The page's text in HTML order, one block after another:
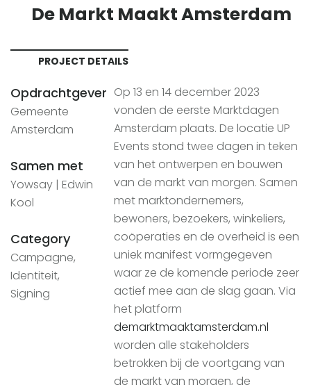
De Markt Maakt Amsterdam
PROJECT DETAILS
Opdrachtgever
Gemeente
Amsterdam
Samen met
Yowsay | Edwin
Kool
Category
Campagne,
Identiteit,
Signing
Op 13 en 14 december 2023
vonden de eerste Marktdagen
Amsterdam plaats. De locatie UP
Events stond twee dagen in teken
van het ontwerpen en bouwen
van de markt van morgen. Samen
met marktondernemers,
bewoners, bezoekers, winkeliers,
coöperaties en de overheid is een
uniek manifest vormgegeven
waar ze de komende periode zeer
actief mee aan de slag gaan. Via
het platform
demarktmaaktamsterdam.nl
worden alle stakeholders
betrokken bij de voortgang van
de markt van morgen, de